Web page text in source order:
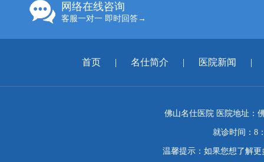
网络在线咨询
客服一对一 即时回答→
首页 | 名仕简介 | 医院新闻 |
佛山名仕医院 医院地址：
就诊时间：8
温馨提示：如果您想了解